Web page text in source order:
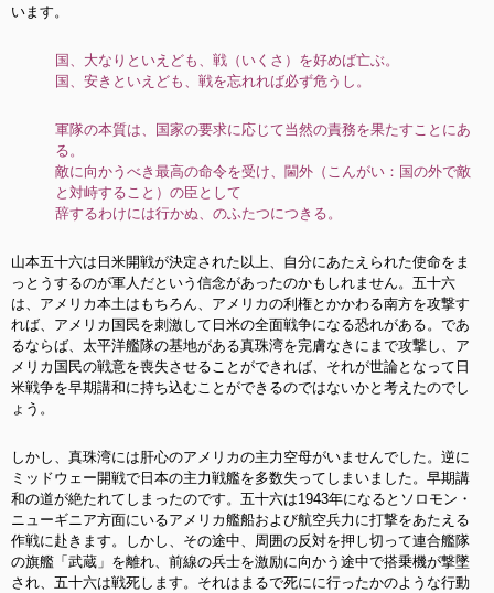
います。
国、大なりといえども、戦（いくさ）を好めば亡ぶ。
国、安きといえども、戦を忘れれば必ず危うし。
軍隊の本質は、国家の要求に応じて当然の責務を果たすことにあ
る。
敵に向かうべき最高の命令を受け、閫外（こんがい：国の外で敵
と対峙すること）の臣として
辞するわけには行かぬ、のふたつにつきる。
山本五十六は日米開戦が決定された以上、自分にあたえられた使命をま
っとうするのが軍人だという信念があったのかもしれません。五十六
は、アメリカ本土はもちろん、アメリカの利権とかかわる南方を攻撃す
れば、アメリカ国民を刺激して日米の全面戦争になる恐れがある。であ
るならば、太平洋艦隊の基地がある真珠湾を完膚なきにまで攻撃し、ア
メリカ国民の戦意を喪失させることができれば、それが世論となって日
米戦争を早期講和に持ち込むことができるのではないかと考えたのでし
ょう。
しかし、真珠湾には肝心のアメリカの主力空母がいませんでした。逆に
ミッドウェー開戦で日本の主力戦艦を多数失ってしまいました。早期講
和の道が絶たれてしまったのです。五十六は1943年になるとソロモン・
ニューギニア方面にいるアメリカ艦船および航空兵力に打撃をあたえる
作戦に赴きます。しかし、その途中、周囲の反対を押し切って連合艦隊
の旗艦「武蔵」を離れ、前線の兵士を激励に向かう途中で搭乗機が撃墜
され、五十六は戦死します。それはまるで死にに行ったかのような行動